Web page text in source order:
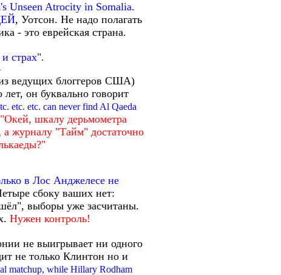
Unseen Atrocity in Somalia.
, Уотсон. Не надо полагать
- это еврейская страна.
страх".
ведущих блоггеров США)
он буквально говорит
etc. etc. can never find Al Qaeda
"Окей, шкалу дерьмометра
журналу "Тайм" достаточно
в Лос Анджелесе не
сбоку ваших нет:
выборы уже засчитаны.
Нужен контроль!
не выигрывает ни одного
не только Клинтон но и
matchup, while Hillary Rodham